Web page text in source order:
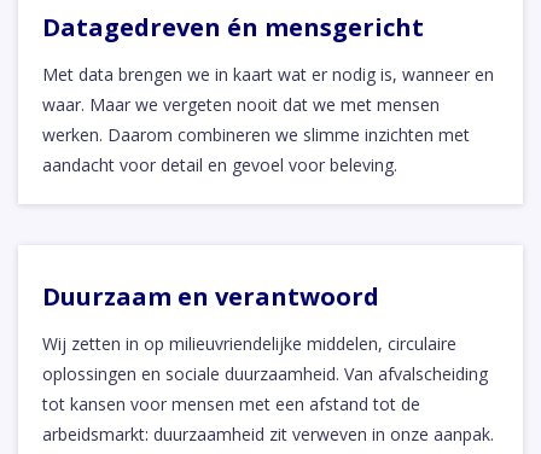
Datagedreven én mensgericht
Met data brengen we in kaart wat er nodig is, wanneer en
waar. Maar we vergeten nooit dat we met mensen
werken. Daarom combineren we slimme inzichten met
aandacht voor detail en gevoel voor beleving.
Duurzaam en verantwoord
Wij zetten in op milieuvriendelijke middelen, circulaire
oplossingen en sociale duurzaamheid. Van afvalscheiding
tot kansen voor mensen met een afstand tot de
arbeidsmarkt: duurzaamheid zit verweven in onze aanpak.